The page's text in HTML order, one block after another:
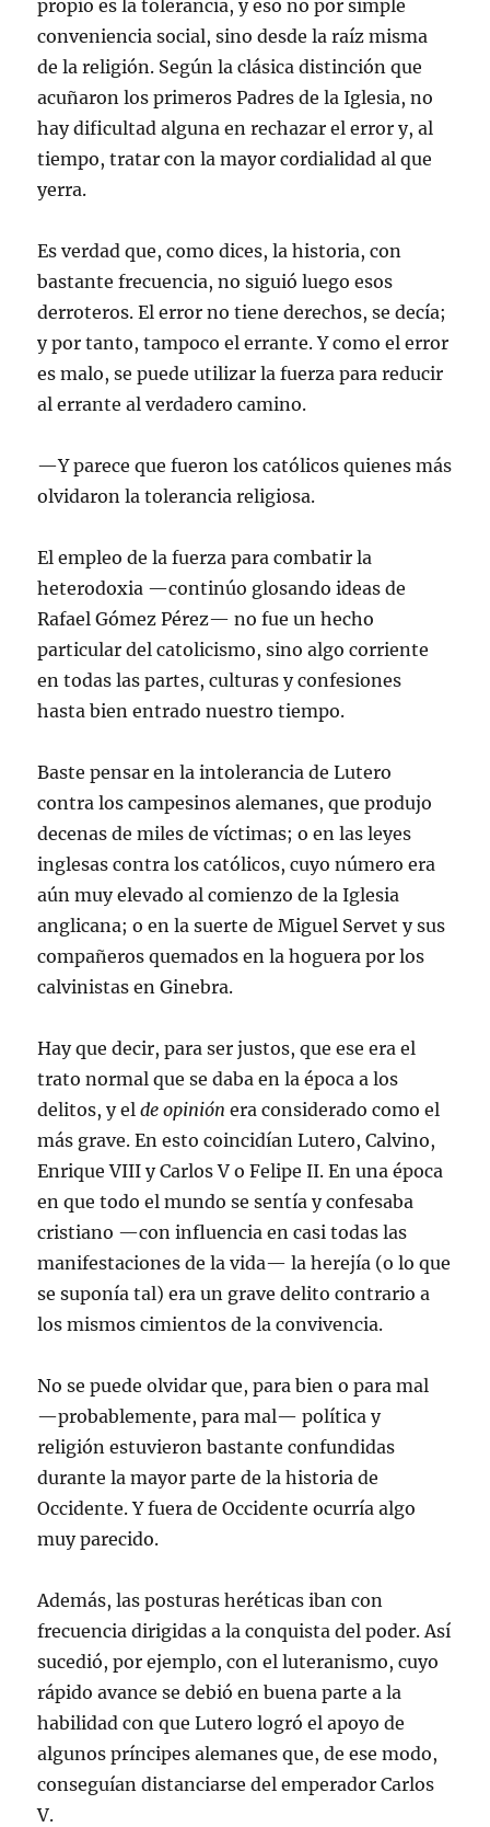
propio es la tolerancia, y eso no por simple
conveniencia social, sino desde la raíz misma
de la religión. Según la clásica distinción que
acuñaron los primeros Padres de la Iglesia, no
hay dificultad alguna en rechazar el error y, al
tiempo, tratar con la mayor cordialidad al que
yerra.
Es verdad que, como dices, la historia, con
bastante frecuencia, no siguió luego esos
derroteros. El error no tiene derechos, se decía;
y por tanto, tampoco el errante. Y como el error
es malo, se puede utilizar la fuerza para reducir
al errante al verdadero camino.
—Y parece que fueron los católicos quienes más
olvidaron la tolerancia religiosa.
El empleo de la fuerza para combatir la
heterodoxia —continúo glosando ideas de
Rafael Gómez Pérez— no fue un hecho
particular del catolicismo, sino algo corriente
en todas las partes, culturas y confesiones
hasta bien entrado nuestro tiempo.
Baste pensar en la intolerancia de Lutero
contra los campesinos alemanes, que produjo
decenas de miles de víctimas; o en las leyes
inglesas contra los católicos, cuyo número era
aún muy elevado al comienzo de la Iglesia
anglicana; o en la suerte de Miguel Servet y sus
compañeros quemados en la hoguera por los
calvinistas en Ginebra.
Hay que decir, para ser justos, que ese era el
trato normal que se daba en la época a los
delitos, y elde opinión era considerado como el
más grave. En esto coincidían Lutero, Calvino,
Enrique VIII y Carlos V o Felipe II. En una época
en que todo el mundo se sentía y confesaba
cristiano —con influencia en casi todas las
manifestaciones de la vida— la herejía (o lo que
se suponía tal) era un grave delito contrario a
los mismos cimientos de la convivencia.
No se puede olvidar que, para bien o para mal
—probablemente, para mal— política y
religión estuvieron bastante confundidas
durante la mayor parte de la historia de
Occidente. Y fuera de Occidente ocurría algo
muy parecido.
Además, las posturas heréticas iban con
frecuencia dirigidas a la conquista del poder. Así
sucedió, por ejemplo, con el luteranismo, cuyo
rápido avance se debió en buena parte a la
habilidad con que Lutero logró el apoyo de
algunos príncipes alemanes que, de ese modo,
conseguían distanciarse del emperador Carlos
V.